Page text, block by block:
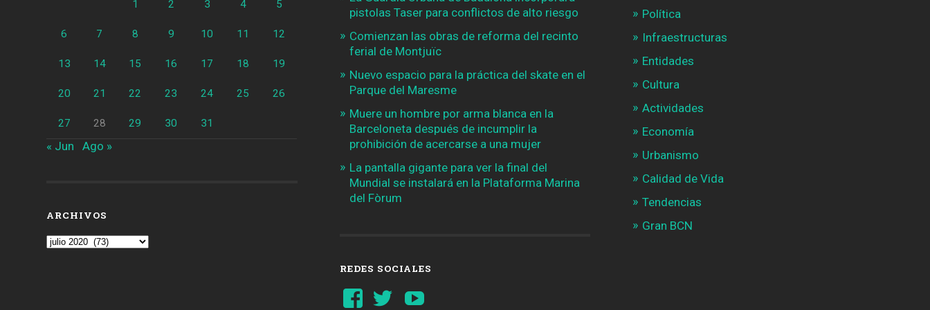
1 2 3 4 5
6 7 8 9 10 11 12
13 14 15 16 17 18 19
20 21 22 23 24 25 26
27 28 29 30 31
« Jun Ago »
ARCHIVOS
Archivos
pistolas Taser para conflictos de alto riesgo
Comienzan las obras de reforma del recinto
ferial de Montjuïc
Nuevo espacio para la práctica del skate en el
Parque del Maresme
Muere un hombre por arma blanca en la
Barceloneta después de incumplir la
prohibición de acercarse a una mujer
La pantalla gigante para ver la final del
Mundial se instalará en la Plataforma Marina
del Fòrum
REDES SOCIALES
Ver
perfil
Ver
perfil
Política
Infraestructuras
Entidades
Cultura
Actividades
Economía
Urbanismo
Calidad de Vida
Tendencias
Gran BCN